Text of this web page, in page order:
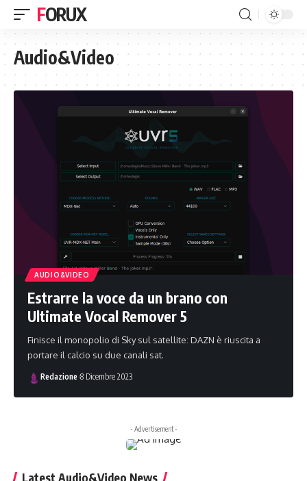
FORUX
Audio&Video
AUDIO&VIDEO
Estrarre la voce da un brano con
Ultimate Vocal Remover 5
Finisce il monopolio di Sky sul satellite: DAZN è riuscita a
portare il calcio su due canali sat.
Redazione 8 Dicembre 2023
- Advertisement -
Latest Audio&Video News